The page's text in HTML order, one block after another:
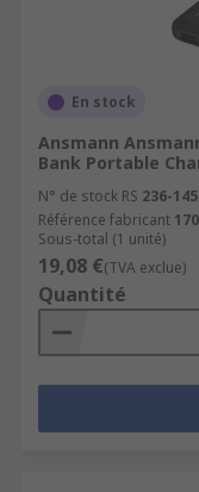
En stock
Ansmann
Bank Portable
N° de stock RS 236-
Référence fabricant
Sous-total (1 unité)
19,08 €(TVA exclue)
Quantité